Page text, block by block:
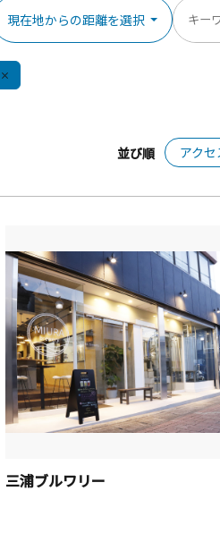
現在地からの距離を選択
並び順 アク
三浦ブルワリー